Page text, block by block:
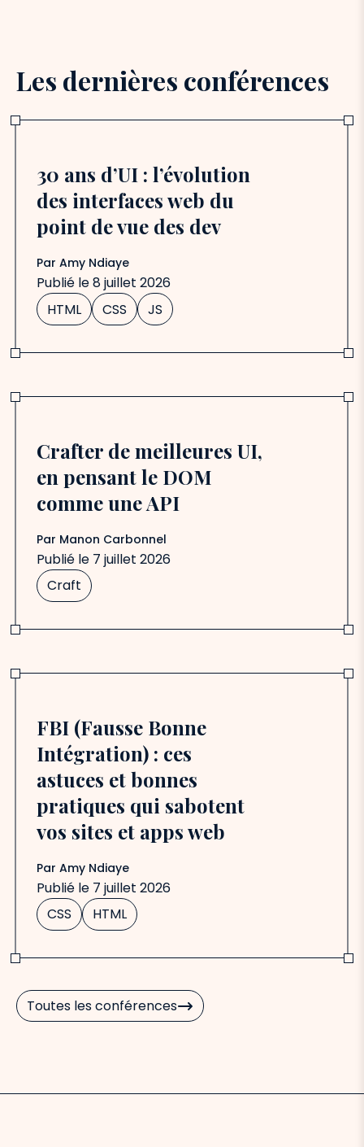
Les dernières conférences
30 ans d’UI : l’évolution
des interfaces web du
point de vue des dev
Par Amy Ndiaye
Publié le8 juillet 2026
HTML
CSS JS
Crafter de meilleures UI,
en pensant le DOM
comme une API
Par Manon Carbonnel
Publié le 7 juillet 2026
Craft
FBI (Fausse Bonne
Intégration) : ces
astuces et bonnes
pratiques qui sabotent
vos sites et apps web
Par Amy Ndiaye
Publié le 7 juillet 2026
CSS
HTML
Toutes les conférences